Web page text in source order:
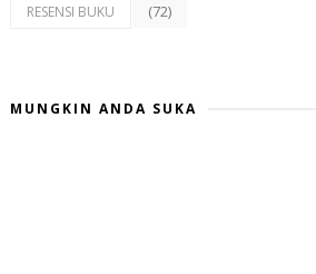
RESENSI BUKU (72)
MUNGKIN ANDA SUKA